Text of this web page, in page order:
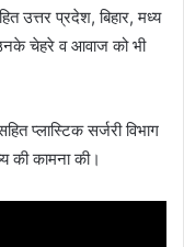
उत्तर प्रदेश, बिहार, मध्य
चेहरे व आवाज को भी
प्लास्टिक सर्जरी विभाग
की कामना की।